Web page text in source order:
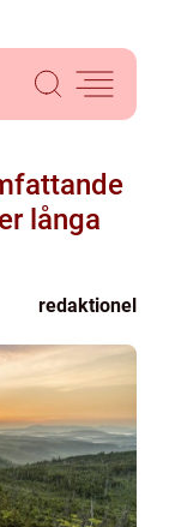
långa
redaktionel